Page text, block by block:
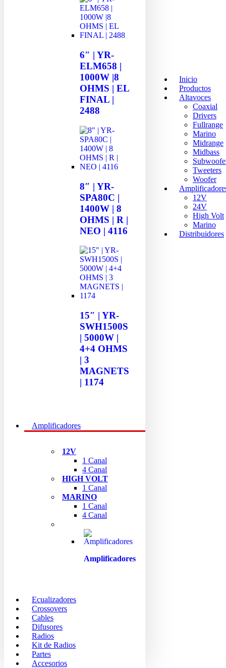
6″ | YR-
ELM658 |
1000W |8
OHMS | EL
FINAL |
2488
8″ | YR-
SPA80C |
1400W | 8
OHMS | R |
NEO | 4116
15″ | YR-
SWH1500S
| 5000W |
4+4 OHMS
| 3
MAGNETS
| 1174
Amplificadores
12V
1 Canal
4 Canal
HIGH VOLT
1 Canal
MARINO
1 Canal
4 Canal
Amplificadores
Ecualizadores
Crossovers
Cables
Difusores
Radios
Kit de Radios
Partes
Accesorios
Inicio
Productos
Altavoces
Coaxial
Drivers
Fullrange
Marino
Midrange
Midbass
Tweeters
Woofer
12V
24V
High Volt
Marino
Distribuidores